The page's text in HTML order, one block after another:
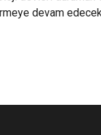
devam